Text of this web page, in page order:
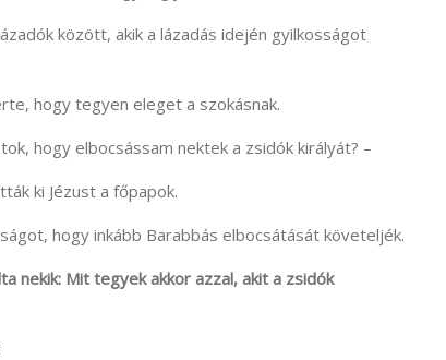
csökkentéséhez
kell
között, akik a lázadás idején gyilkosságot
hogy tegyen eleget a szokásnak.
hogy elbocsássam nektek a zsidók királyát? –
ki Jézust a főpapok.
hogy inkább Barabbás elbocsátását követeljék.
nekik: Mit tegyek akkor azzal, akit a zsidók